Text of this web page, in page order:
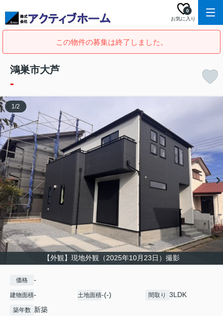
お気に入り
0
この物件の募集は終了しました。
鴻巣市大芦
-
【外観】現地外観（2025年10月23日）撮影
1/2
価格 -
建物面積- 土地面積-(-) 間取り 3LDK
築年数 新築